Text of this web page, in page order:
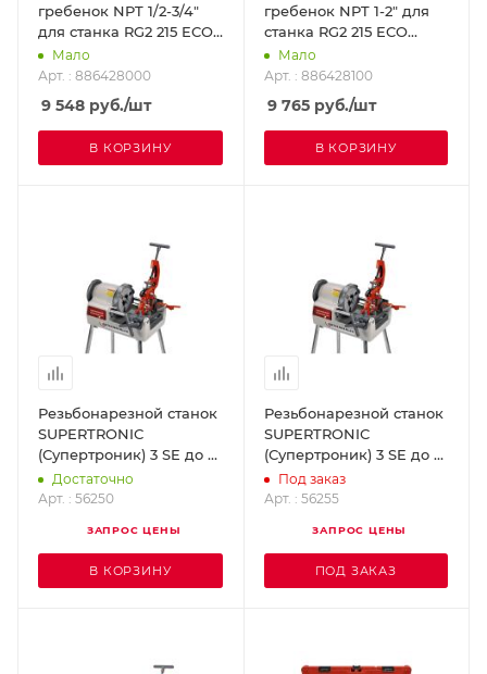
гребенок NPT 1/2-3/4"
для станка RG2 215 ECO
SUPER-EGO 886428000
Мало
Арт. : 886428000
9 548 руб./шт
В КОРЗИНУ
гребенок NPT 1-2" для
станка RG2 215 ECO
SUPER-EGO 886428100
Мало
Арт. : 886428100
9 765руб./шт
В КОРЗИНУ
Резьбонарезной станок
SUPERTRONIС
(Супертроник) 3 SE до 3"
со стандартной
головкой BSPT R
Достаточно
Арт. : 56250
ЗАПРОС ЦЕНЫ
В КОРЗИНУ
Резьбонарезной станок
SUPERTRONIС
(Супертроник) 3 SE до 3"
с автоматической
головкой BSPT R
Под заказ
Арт. : 56255
ЗАПРОС ЦЕНЫ
ПОД ЗАКАЗ